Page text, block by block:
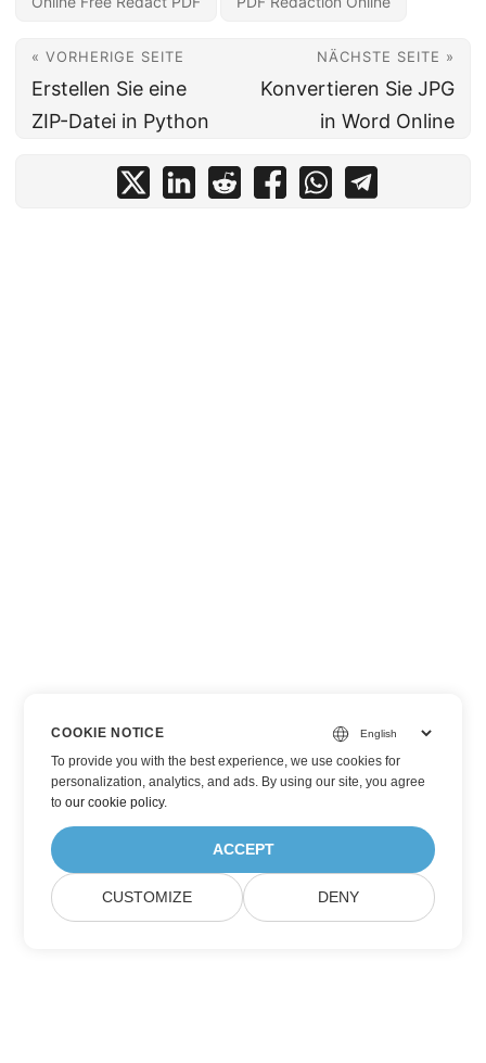
« VORHERIGE SEITE
Erstellen Sie eine
ZIP-Datei in Python
NÄCHSTE SEITE »
Konvertieren Sie JPG
in Word Online
COOKIE NOTICE
To provide you with the best experience, we use cookies for
personalization, analytics, and ads. By using our site, you agree
toour cookie policy.
ACCEPT
CUSTOMIZE DENY